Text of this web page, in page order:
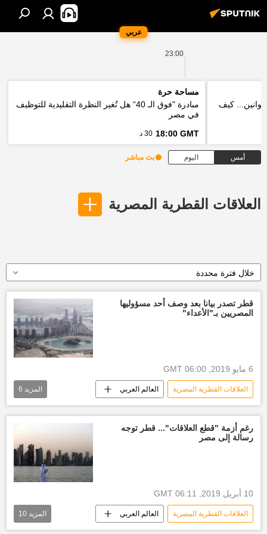
عربي
23:00
كيف
مساحة حرة
مبادرة "فوق الـ 40“ هل تُغير النظرة التقليدية للتوظيف
في مصر
18:00 GMT 30 د
أمس اليوم بث مباشر
العلاقات القطرية المصرية
خلال فترة محددة
قطر تصدر بيانا بعد وصف أحد مسؤوليها
المصريين بـ"الأعداء"
6 مايو 2019, 06:00 GMT
العلاقات القطرية المصرية العالم العربي
الأخبار أخبار قطر اليوم أكبر الباكر
الديوان الأميري القطري أخبار العالم الآن
تأشيرات
المزيد 6
رغم أزمة "قطع العلاقات"... قطر توجه
رسالة إلى مصر
10 أبريل 2019, 06:11 GMT
العلاقات القطرية المصرية العالم العربي
الأخبار أخبار قطر اليوم
المزيد 10